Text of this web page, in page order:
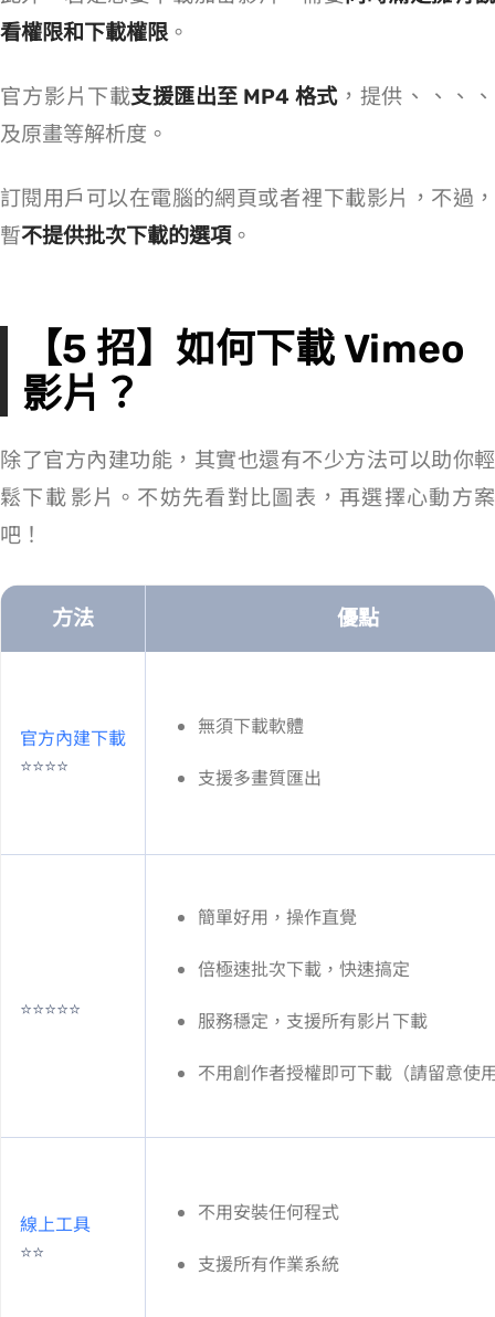
看權限和下載權限。
官方 Vimeo 影片下載支援匯出至 MP4 格式 ，提供 SD 240p、SD 360p、SD 540p、HD 720p、HD 1080p
及原畫等解析度。
訂閱用戶可以在電腦的網頁或者 Android/iOS App 裡下載影片，不過，
暫不提供批次下載的選項。
【5 招】如何下載 Vimeo
影片？
除了官方內建功能，其實也還有不少方法可以助你輕
鬆下載 Vimeo 影片。不妨先看對比圖表，再選擇心動方案
吧！
方法 優點
官方內建下載
⭐⭐⭐⭐
無須下載軟體
支援多畫質匯出
⭐⭐⭐⭐⭐
簡單好用，操作直覺
8 倍極速批次下載，快速搞定
服務穩定，支援所有影片下載
不用創作者授權即可下載（請留意使
線上工具
⭐⭐
不用安裝任何程式
支援所有作業系統